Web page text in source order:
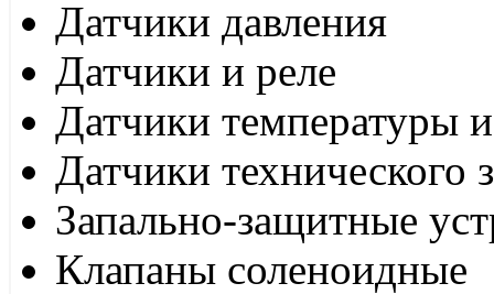
Датчики давления
Датчики и реле
Датчики температуры
Датчики технического
Запально-защитные
Клапаны соленоидные